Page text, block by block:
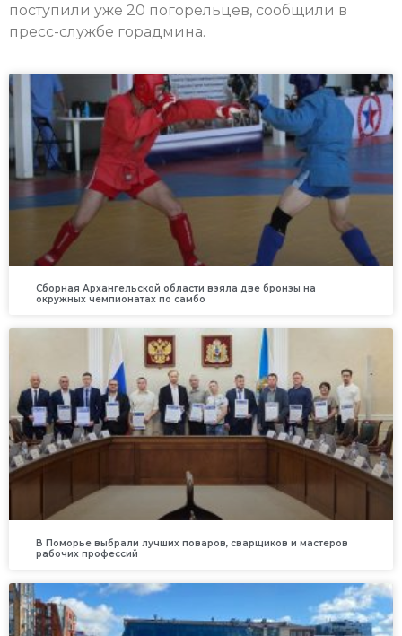
поступили уже 20 погорельцев, сообщили в
пресс-службе горадмина.
Сборная Архангельской области взяла две бронзы на
окружных чемпионатах по самбо
В Поморье выбрали лучших поваров, сварщиков и мастеров
рабочих профессий